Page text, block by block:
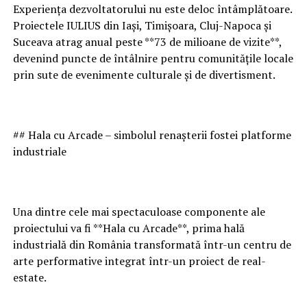
Experiența dezvoltatorului nu este deloc întâmplătoare.
Proiectele IULIUS din Iași, Timișoara, Cluj-Napoca și
Suceava atrag anual peste **73 de milioane de vizite**,
devenind puncte de întâlnire pentru comunitățile locale
prin sute de evenimente culturale și de divertisment.
## Hala cu Arcade – simbolul renașterii fostei platforme
industriale
Una dintre cele mai spectaculoase componente ale
proiectului va fi **Hala cu Arcade**, prima hală
industrială din România transformată într-un centru de
arte performative integrat într-un proiect de real-
estate.